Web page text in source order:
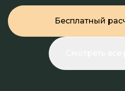
Бесплатный